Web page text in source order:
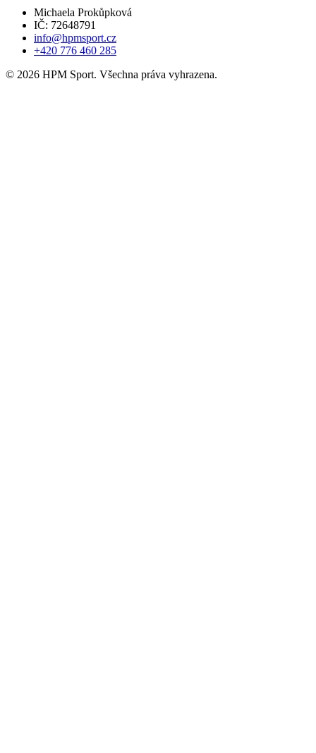
Michaela Prokůpková
IČ: 72648791
info@hpmsport.cz
+420 776 460 285
© 2026 HPM Sport. Všechna práva vyhrazena.